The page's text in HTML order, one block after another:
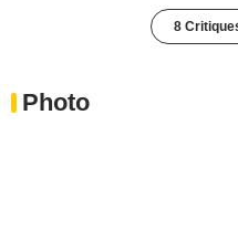
8
Photo